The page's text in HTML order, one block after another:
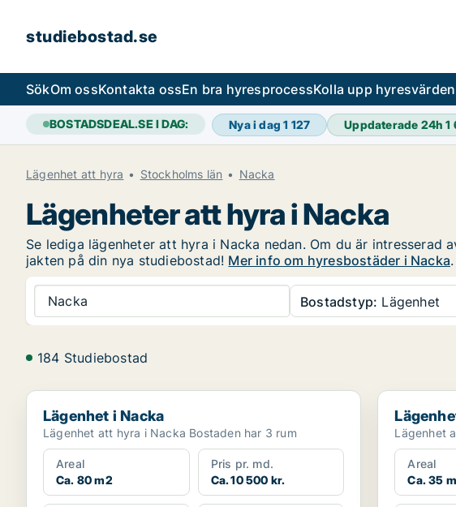
studiebostad.se
SökOm ossKontakta ossEn bra hyresprocessKolla upp
BOSTADSDEAL.SE I DAG: Nya i dag1 127 Uppdaterade 24h1
Lägenhet att hyra Stockholms län Nacka
Lägenheter att hyra i Nacka
Se lediga lägenheter att hyra i Nacka nedan. Om du är
jakten på din nya studiebostad! Mer info om hyresbostäder i Nacka.
Nacka Bostadstyp: Lägenhet
184 Studiebostad
Lägenhet i Nacka
Lägenhet i Nacka
Lägenhet att hyra i Nacka Bostaden har 3 rum
Areal
Ca. 80 m2
Pris pr. md.
Ca. 10 500 kr.
Lägenhet i
Areal
Ca. 35